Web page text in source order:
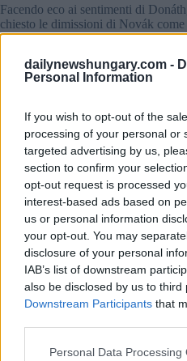
dailynewshungary.com -
Personal Information
If you wish to opt-out of the
processing of your personal or
targeted advertising by us,
section to confirm your
opt-out request is processed
interest-based ads based on
us or personal information
your opt-out. You may
disclosure of your personal
IAB’s list of downstream
also be disclosed by us to third
Downstream Participants that
Please note that this website/
Personal Data Processing
Facendo eco ai sentimenti di
chiesto le dimissioni di Novák
atto riprovevole. Hanno anche
sostenendo la sua rimozione dalla
principale dell’Ungheria alle
Chiamata all’azione
Il MSZP e la fazione Dialogue si
dissenso, denunciando l’ipocrisia
di protezione dell’infanzia e il
Sostengono una maggiore
decisionale presidenziale,
controllo pubblico Nel frattempo,
spinge per l’impeachment di
carica. Secondo
(questa
presenta molti elementi incerti, il
raccolta delle firme parlamentari.
Condanna della società civile
pubblici e al sindacato degli